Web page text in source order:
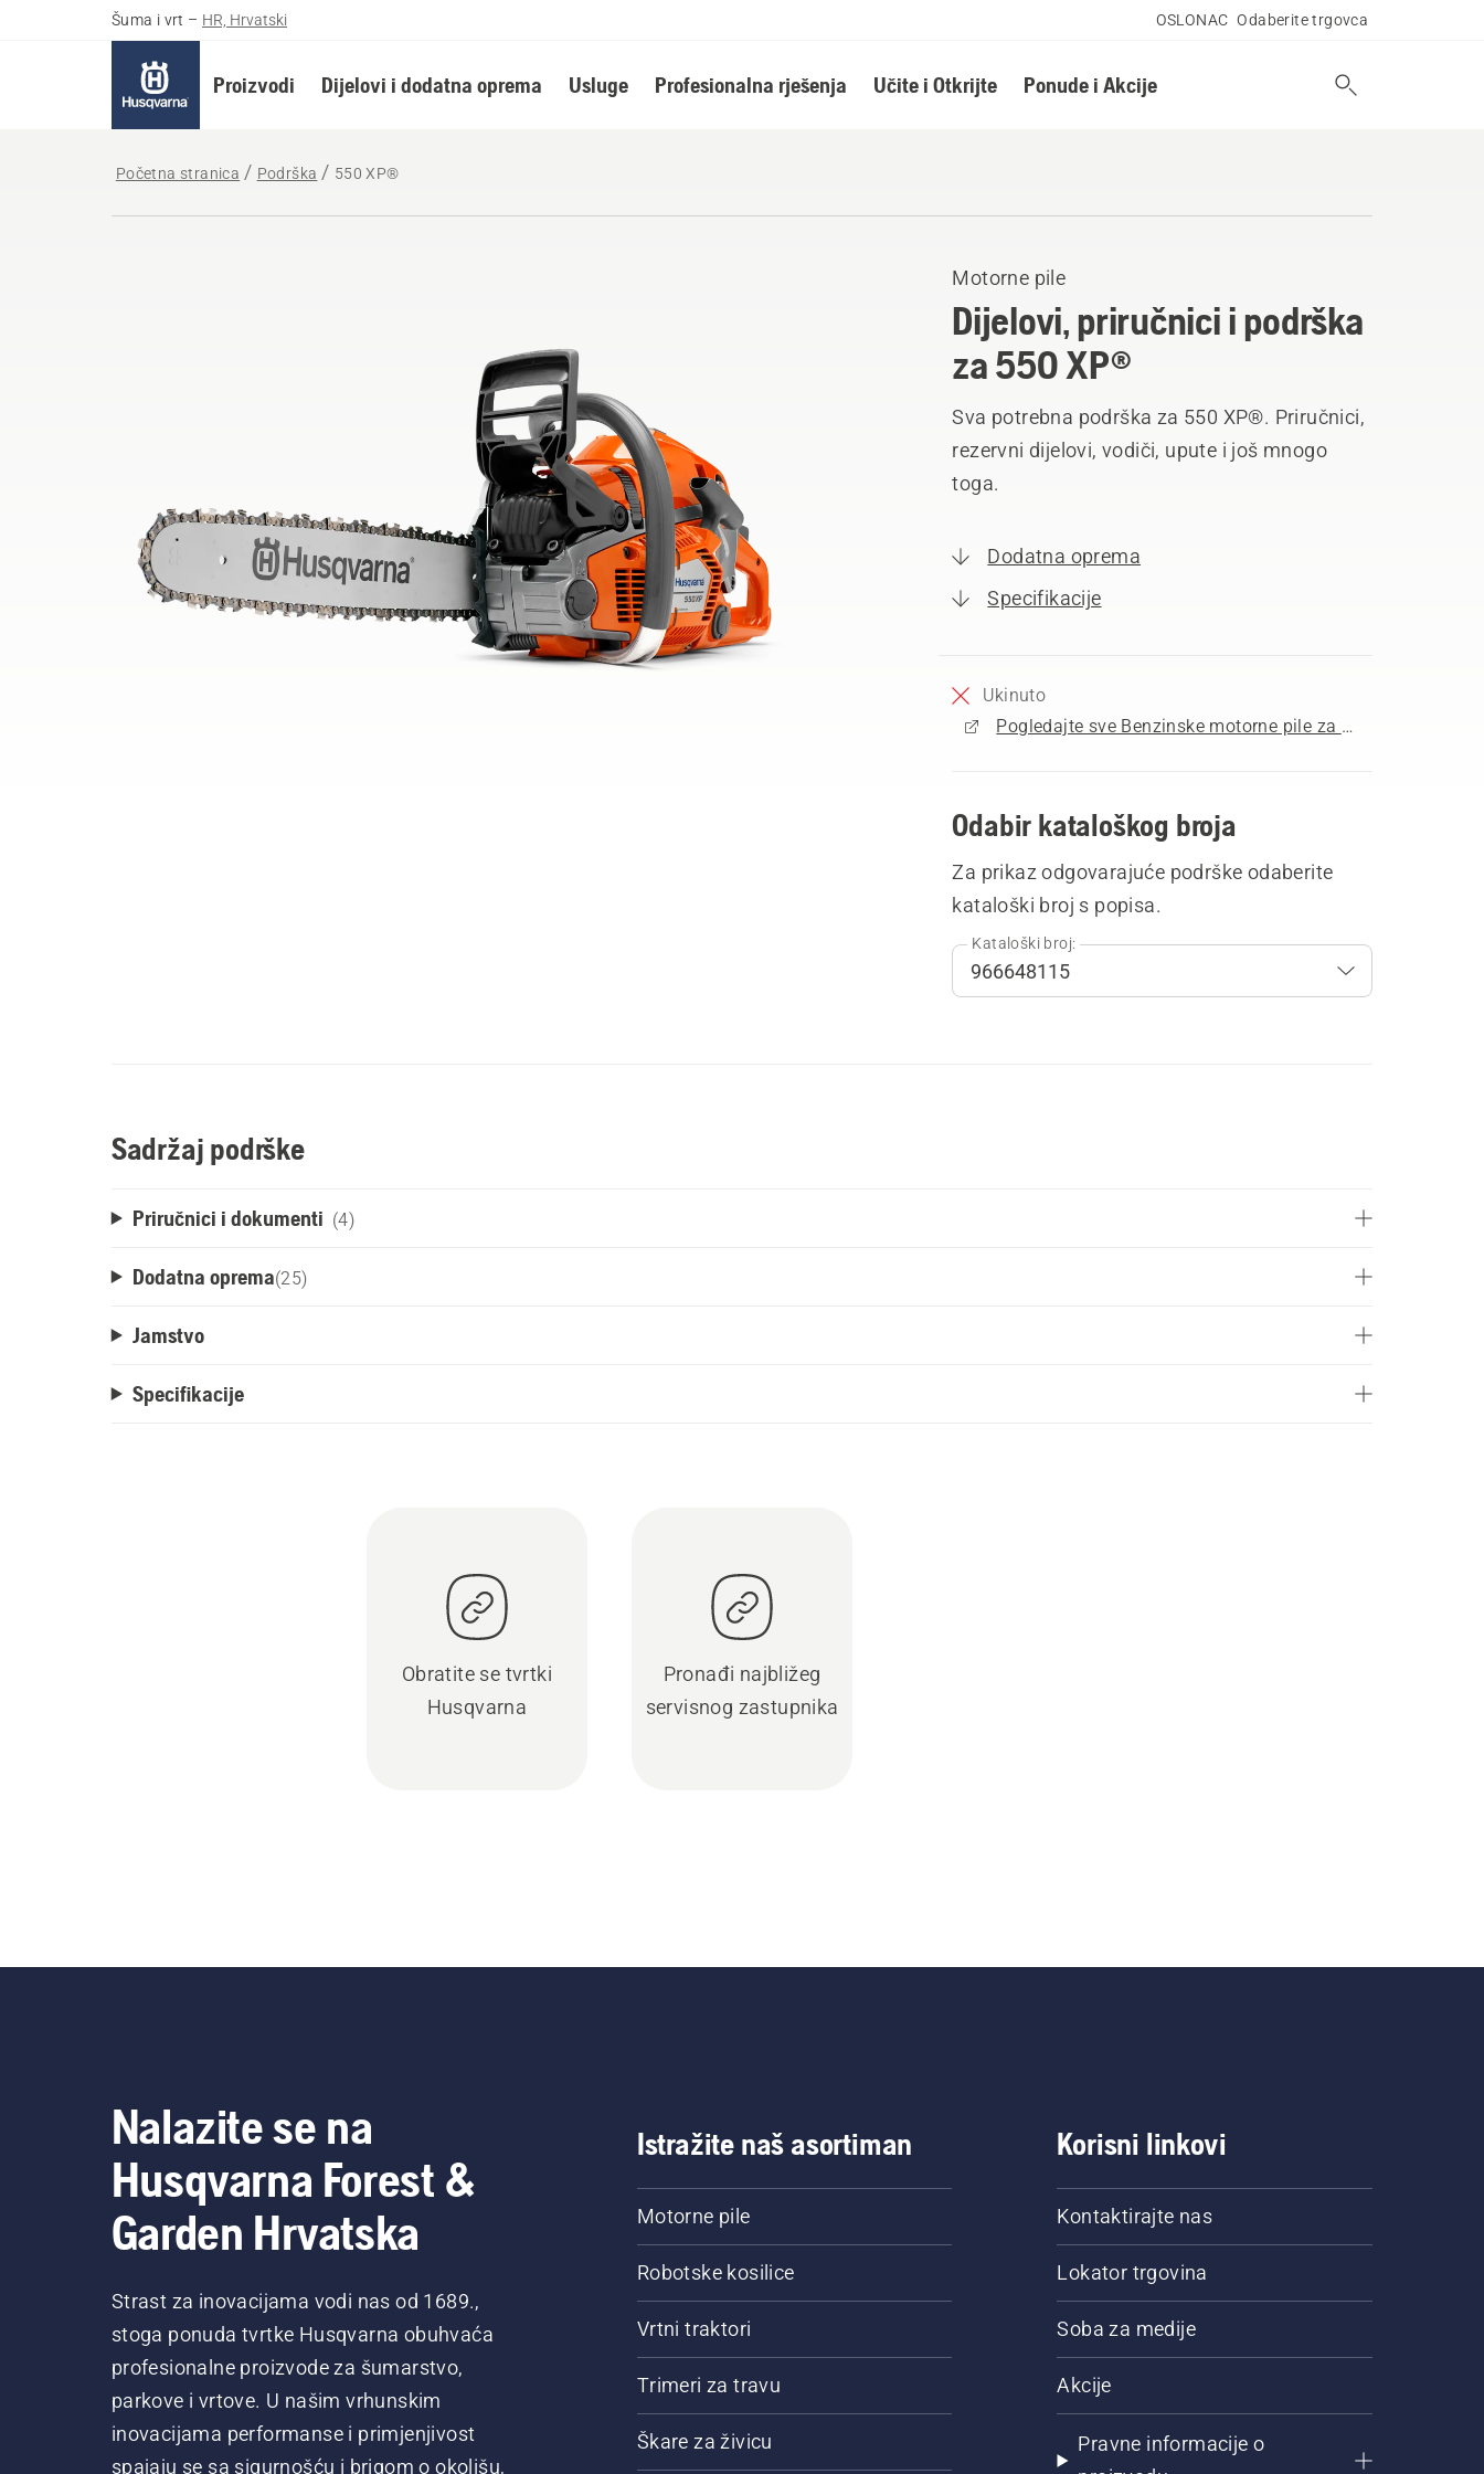
Šuma i vrt – HR, Hrvatski OSLONAC Odaberite trgovca
Proizvodi Dijelovi i dodatna oprema Usluge Profesionalna rješenja Učite i Otkrijte Ponude i Akcije
Početna stranica Podrška 550 XP®
Motorne pile
Dijelovi, priručnici i podrška
za 550 XP®
Sva potrebna podrška za 550 XP®. Priručnici,
rezervni dijelovi, vodiči, upute i još mnogo
toga.
Dodatna oprema
Specifikacije
Ukinuto
Pogledajte sve Benzinske motorne pile za kupnju
Odabir kataloškog broja
Za prikaz odgovarajuće podrške odaberite
kataloški broj s popisa.
Kataloški broj:
Sadržaj podrške
Priručnici i dokumenti (4)
Dodatna oprema(25)
Jamstvo
Specifikacije
Obratite se tvrtki
Husqvarna
Pronađi najbližeg
servisnog zastupnika
Nalazite se na
Husqvarna Forest &
Garden Hrvatska
Strast za inovacijama vodi nas od 1689.,
stoga ponuda tvrtke Husqvarna obuhvaća
profesionalne proizvode za šumarstvo,
parkove i vrtove. U našim vrhunskim
inovacijama performanse i primjenjivost
spajaju se sa sigurnošću i brigom o okolišu,
Istražite naš asortiman
Motorne pile
Robotske kosilice
Vrtni traktori
Trimeri za travu
Škare za živicu
Korisni linkovi
Kontaktirajte nas
Lokator trgovina
Soba za medije
Akcije
Pravne informacije o